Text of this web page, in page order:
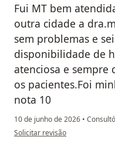
Fui MT bem
outra cidade a
sem problemas e
disponibilidade de
atenciosa e sempre
os pacientes.Foi
nota 10
10 de junho de 2026 •
na opinião do utilizador W.L
Solicitar revisão